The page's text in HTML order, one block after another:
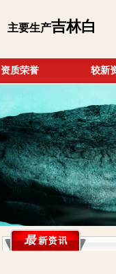
主要生产吉林白
资质荣誉 较新